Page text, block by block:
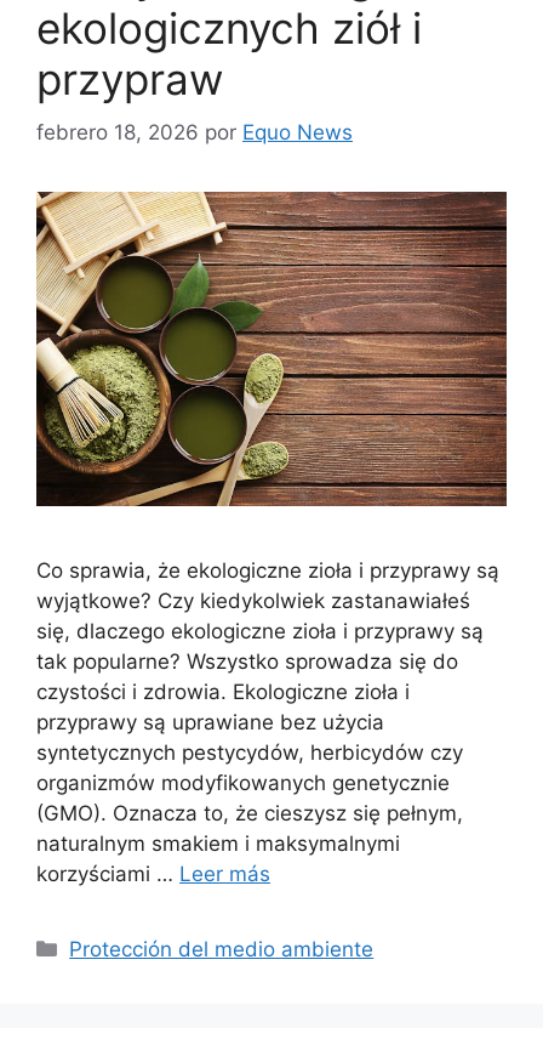
ekologicznych ziół i
przypraw
febrero 18, 2026 por Equo News
Co sprawia, że ekologiczne zioła i przyprawy są
wyjątkowe? Czy kiedykolwiek zastanawiałeś
się, dlaczego ekologiczne zioła i przyprawy są
tak popularne? Wszystko sprowadza się do
czystości i zdrowia. Ekologiczne zioła i
przyprawy są uprawiane bez użycia
syntetycznych pestycydów, herbicydów czy
organizmów modyfikowanych genetycznie
(GMO). Oznacza to, że cieszysz się pełnym,
naturalnym smakiem i maksymalnymi
korzyściami … Leer más
Categorías
Protección del medio ambiente